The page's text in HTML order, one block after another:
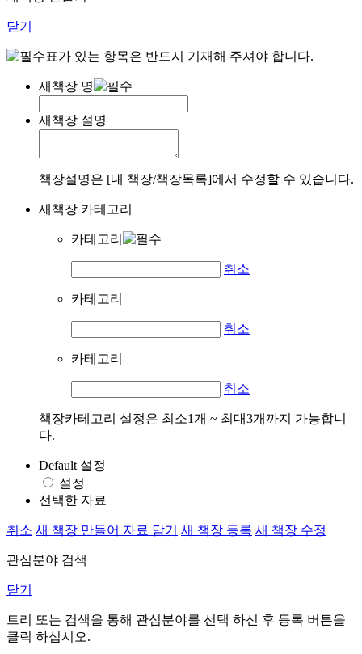
닫기
표가 있는 항목은 반드시 기재해 주셔야 합니다.
새책장 명
새책장 설명
책장설명은 [내 책장/책장목록]에서 수정할 수 있습니다.
새책장 카테고리
카테고리
취소
카테고리
취소
카테고리
취소
책장카테고리 설정은 최소1개 ~ 최대3개까지 가능합니
다.
Default 설정
설정
선택한 자료
취소 새 책장 만들어 자료 담기 새 책장 등록 새 책장 수정
관심분야 검색
닫기
트리 또는 검색을 통해 관심분야를 선택 하신 후 등록 버튼을
클릭 하십시오.